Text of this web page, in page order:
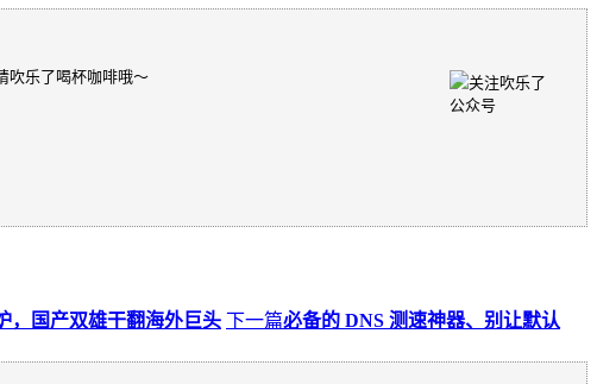
吹乐了喝杯咖啡哦～
，国产双雄干翻海外巨头 下一篇必备的 DNS 测速神器、别让默认